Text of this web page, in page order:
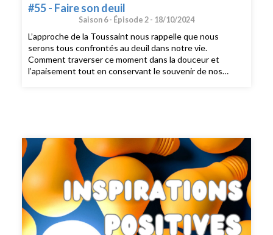
#55 - Faire son deuil
Saison 6 - Épisode 2 - 18/10/2024
L’approche de la Toussaint nous rappelle que nous
serons tous confrontés au deuil dans notre vie.
Comment traverser ce moment dans la douceur et
l’apaisement tout en conservant le souvenir de nos
avec la musique classique».- Ces cimetières qu’il fait bon
visiter